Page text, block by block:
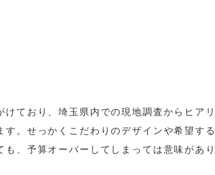
ており、埼玉県内での現地調査からヒアリ
。せっかくこだわりのデザインや希望する
、予算オーバーしてしまっては意味があり